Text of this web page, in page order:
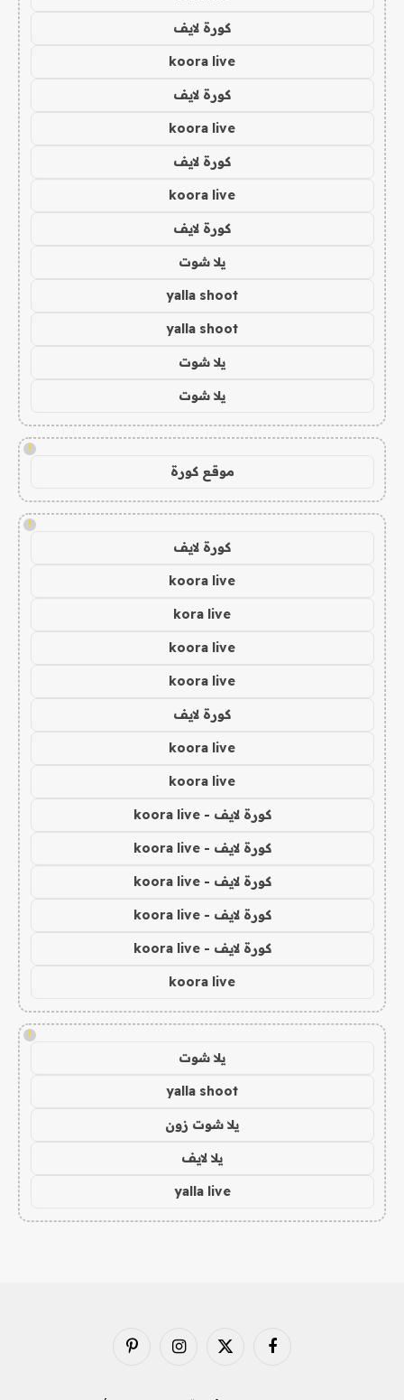
كورة لايف
koora live
كورة لايف
koora live
كورة لايف
koora live
كورة لايف
يلا شوت
yalla shoot
yalla shoot
يلا شوت
يلا شوت
!
موقع كورة
!
كورة لايف
koora live
kora live
koora live
koora live
كورة لايف
koora live
koora live
كورة لايف - koora live
كورة لايف - koora live
كورة لايف - koora live
كورة لايف - koora live
كورة لايف - koora live
koora live
!
يلا شوت
yalla shoot
يلا شوت زون
يلا لايف
yalla live
فيسبوك X
الانستغرامبينتيريست